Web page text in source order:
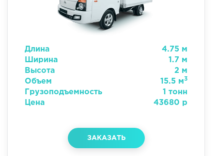
Длина
4.75 м
Ширина
1.7 м
Высота
2 м
Объем
15.5 м3
Грузоподъемность
1 тонн
Цена
43680 р
ЗАКАЗАТЬ